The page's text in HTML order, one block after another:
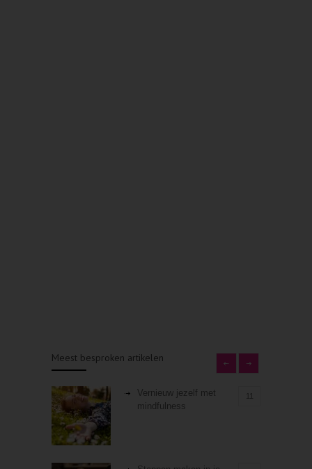
Meest besproken artikelen
Vernieuw jezelf met
mindfulness